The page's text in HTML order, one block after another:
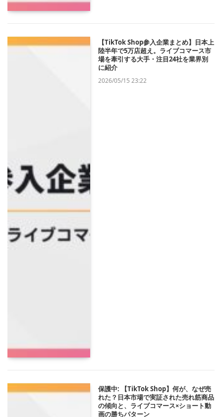
【TikTok Shop参入企業まとめ】日本上
陸半年で5万店超え。ライブコマース市
場を牽引する大手・注目24社を業界別
に紹介
2026/05/15 23:22
保護中: 【TikTok Shop】何が、なぜ売
れた？日本市場で実証された売れ筋商品
の傾向と、ライブコマース×ショート動
画の勝ちパターン